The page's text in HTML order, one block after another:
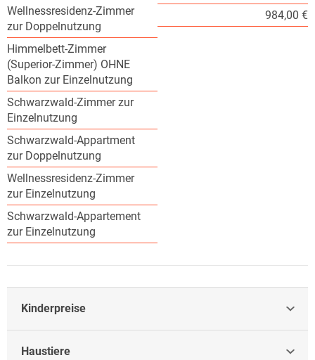
Wellnessresidenz-Zimmer
zur Doppelnutzung
Himmelbett-Zimmer
(Superior-Zimmer) OHNE
Balkon zur Einzelnutzung
Schwarzwald-Zimmer zur
Einzelnutzung
Schwarzwald-Appartment
zur Doppelnutzung
Wellnessresidenz-Zimmer
zur Einzelnutzung
Schwarzwald-Appartement
zur Einzelnutzung
984,00 €
Kinderpreise
Haustiere